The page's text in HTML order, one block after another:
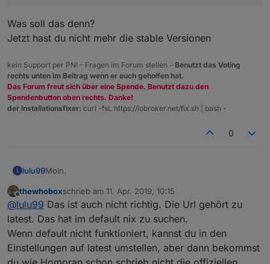
Was soll das denn?
Jetzt hast du nicht mehr die stable Versionen
kein Support per PN! - Fragen im Forum stellen - Benutzt das Voting
rechts unten im Beitrag wenn er euch geholfen hat.
Das Forum freut sich über eine Spende. Benutzt dazu den
Spendenbutton oben rechts. Danke!
der Installationsfixer: curl -fsL https://iobroker.net/fix.sh | bash -
0
L lulu99Moin.
Bei mir geht der Link "http://iobroker.live/sources-
dist.json" nicht.
Es werden auch nicht die Versionsnummern bei den
Adaptern angezeigt.
Dann habe ich "http://iobroker.live/sources-dist-
latest.json " auch unter "default" eingetragen, dann
Offline
thewhoboxschrieb am 11. Apr. 2019, 10:15
zuletzt editiert von
@lulu99 Das ist auch nicht richtig. Die Url gehört zu
latest. Das hat im default nix zu suchen.
Wenn default nicht funktioniert, kannst du in den
Einstellungen auf latest umstellen, aber dann bekommst